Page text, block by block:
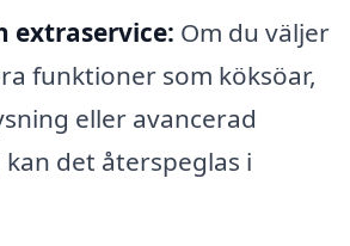
extraservice: Om du väljer
funktioner som köksöar,
eller avancerad
det återspeglas i